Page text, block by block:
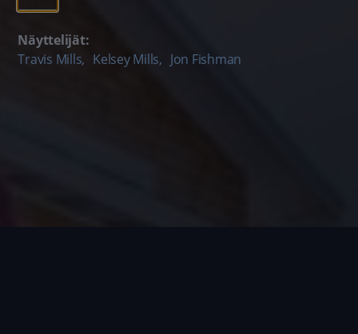
Näyttelijät:
Travis Mills, Kelsey Mills, Jon Fishman